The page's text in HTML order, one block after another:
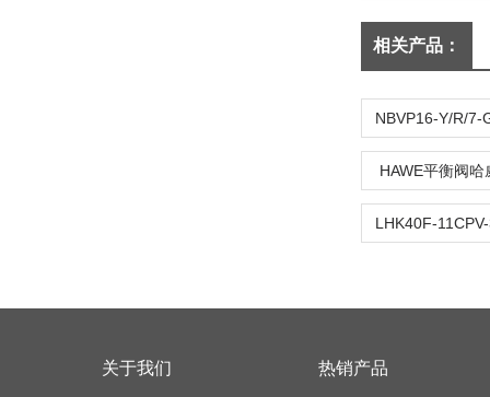
相关产品：
HAWE平衡阀
关于我们 热销产品